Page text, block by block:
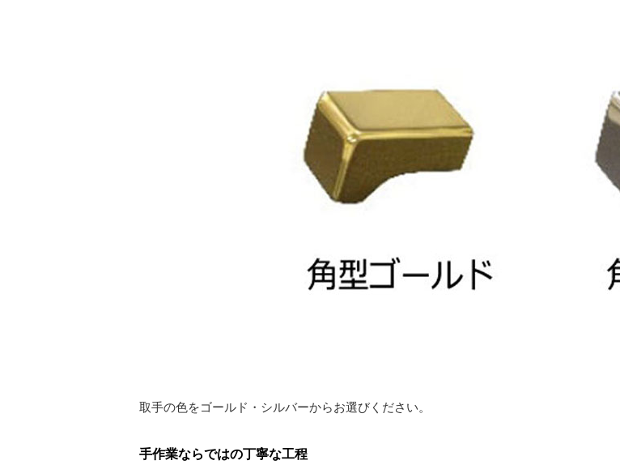
取手の色をゴールド・シルバーからお選びください。
手作業ならではの丁寧な工程